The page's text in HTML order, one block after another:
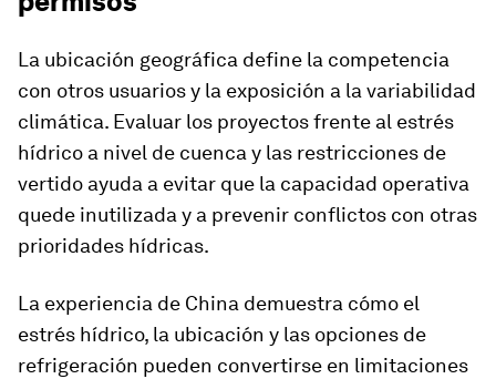
La ubicación geográfica define la competencia
con otros usuarios y la exposición a la variabilidad
climática. Evaluar los proyectos frente al estrés
hídrico a nivel de cuenca y las restricciones de
vertido ayuda a evitar que la capacidad operativa
quede inutilizada y a prevenir conflictos con otras
prioridades hídricas.
La experiencia de China demuestra cómo el
estrés hídrico, la ubicación y las opciones de
refrigeración pueden convertirse en limitaciones